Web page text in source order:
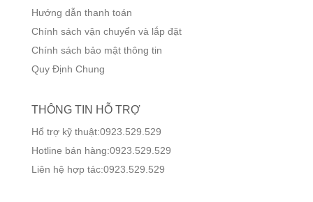
Hướng dẫn thanh toán
Chính sách vận chuyển và lắp đặt
Chính sách bảo mật thông tin
Quy Định Chung
THÔNG TIN HỖ TRỢ
Hổ trợ kỹ thuật:0923.529.529
Hotline bán hàng:0923.529.529
Liên hệ hợp tác:0923.529.529